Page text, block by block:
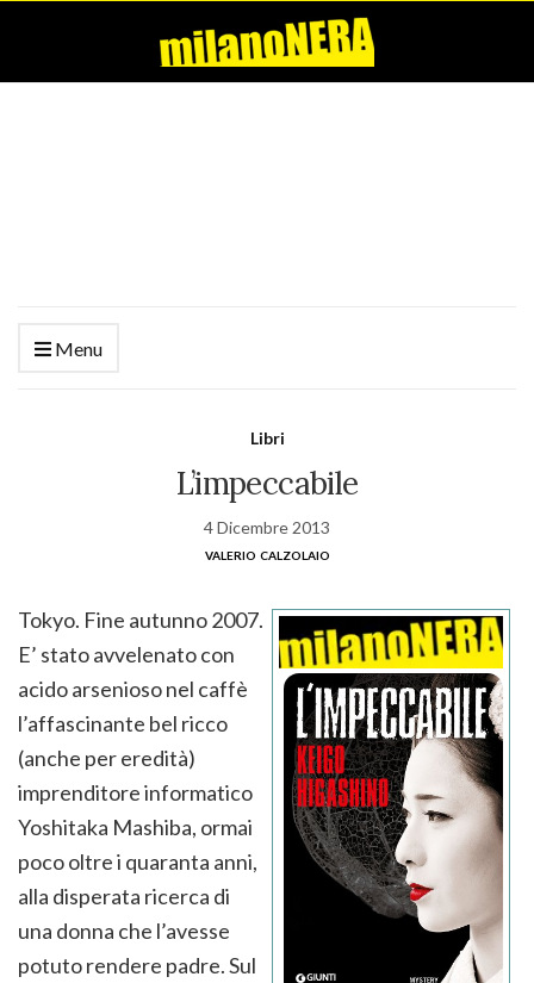
Menu
Libri
L’impeccabile
4 Dicembre 2013
valerio calzolaio
Tokyo. Fine autunno 2007.
E’ stato avvelenato con
acido arsenioso nel caffè
l’affascinante bel ricco
(anche per eredità)
imprenditore informatico
Yoshitaka Mashiba, ormai
poco oltre i quaranta anni,
alla disperata ricerca di
una donna che l’avesse
potuto rendere padre. Sul